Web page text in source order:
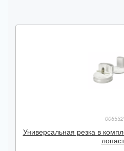
Универсальная резка в